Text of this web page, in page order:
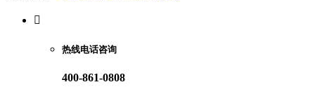

热线电话咨询
400-861-0808